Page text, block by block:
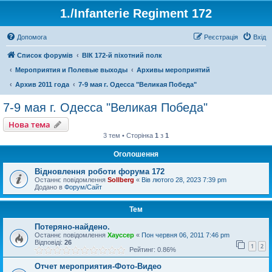
1./Infanterie Regiment 172
Допомога Вхід
Реєстрація
Список форумів
ВІК 172-й піхотний полк
Мероприятия и Полевые выходы
Архивы мероприятий
Архив 2011 года
7-9 мая г. Одесса "Великая Победа"
7-9 мая г. Одесса "Великая Победа"
Нова тема
3 тем • Сторінка 1 з 1
Оголошення
Відновлення роботи форума 172
Останнє повідомлення Sollberg « Вів лютого 28, 2023 7:39 pm
Додано в Форум/Сайт
Тем
Потеряно-найдено.
Останнє повідомлення Хауссер « Пон червня 06, 2011 7:46 pm
Відповіді: 26 1 2
Рейтинг: 0.86%
Отчет мероприятия-Фото-Видео